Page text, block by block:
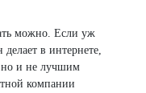
можно. Если уж
в интернете,
но и не лучшим
компании